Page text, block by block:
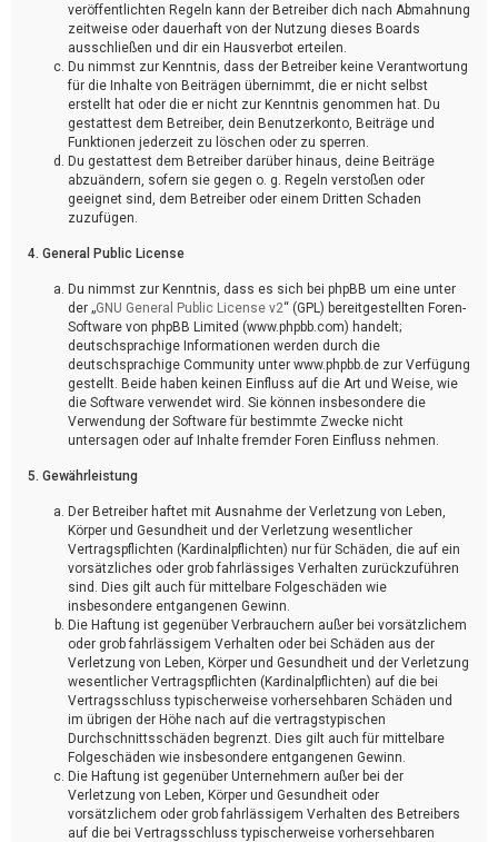
veröffentlichten Regeln kann der Betreiber dich nach Abmahnung
zeitweise oder dauerhaft von der Nutzung dieses Boards
ausschließen und dir ein Hausverbot erteilen.
Du nimmst zur Kenntnis, dass der Betreiber keine Verantwortung
für die Inhalte von Beiträgen übernimmt, die er nicht selbst
erstellt hat oder die er nicht zur Kenntnis genommen hat. Du
gestattest dem Betreiber, dein Benutzerkonto, Beiträge und
Funktionen jederzeit zu löschen oder zu sperren.
Du gestattest dem Betreiber darüber hinaus, deine Beiträge
abzuändern, sofern sie gegen o. g. Regeln verstoßen oder
geeignet sind, dem Betreiber oder einem Dritten Schaden
zuzufügen.
4. General Public License
Du nimmst zur Kenntnis, dass es sich bei phpBB um eine unter
der „GNU General Public License v2“ (GPL) bereitgestellten Foren-
Software von phpBB Limited (www.phpbb.com) handelt;
deutschsprachige Informationen werden durch die
deutschsprachige Community unter www.phpbb.de zur Verfügung
gestellt. Beide haben keinen Einfluss auf die Art und Weise, wie
die Software verwendet wird. Sie können insbesondere die
Verwendung der Software für bestimmte Zwecke nicht
untersagen oder auf Inhalte fremder Foren Einfluss nehmen.
5. Gewährleistung
Der Betreiber haftet mit Ausnahme der Verletzung von Leben,
Körper und Gesundheit und der Verletzung wesentlicher
Vertragspflichten (Kardinalpflichten) nur für Schäden, die auf ein
vorsätzliches oder grob fahrlässiges Verhalten zurückzuführen
sind. Dies gilt auch für mittelbare Folgeschäden wie
insbesondere entgangenen Gewinn.
Die Haftung ist gegenüber Verbrauchern außer bei vorsätzlichem
oder grob fahrlässigem Verhalten oder bei Schäden aus der
Verletzung von Leben, Körper und Gesundheit und der Verletzung
wesentlicher Vertragspflichten (Kardinalpflichten) auf die bei
Vertragsschluss typischerweise vorhersehbaren Schäden und
im übrigen der Höhe nach auf die vertragstypischen
Durchschnittsschäden begrenzt. Dies gilt auch für mittelbare
Folgeschäden wie insbesondere entgangenen Gewinn.
Die Haftung ist gegenüber Unternehmern außer bei der
Verletzung von Leben, Körper und Gesundheit oder
vorsätzlichem oder grob fahrlässigem Verhalten des Betreibers
auf die bei Vertragsschluss typischerweise vorhersehbaren